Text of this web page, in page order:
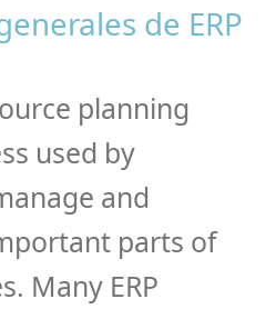
de ERP
planning
used by
and
parts of
Many ERP